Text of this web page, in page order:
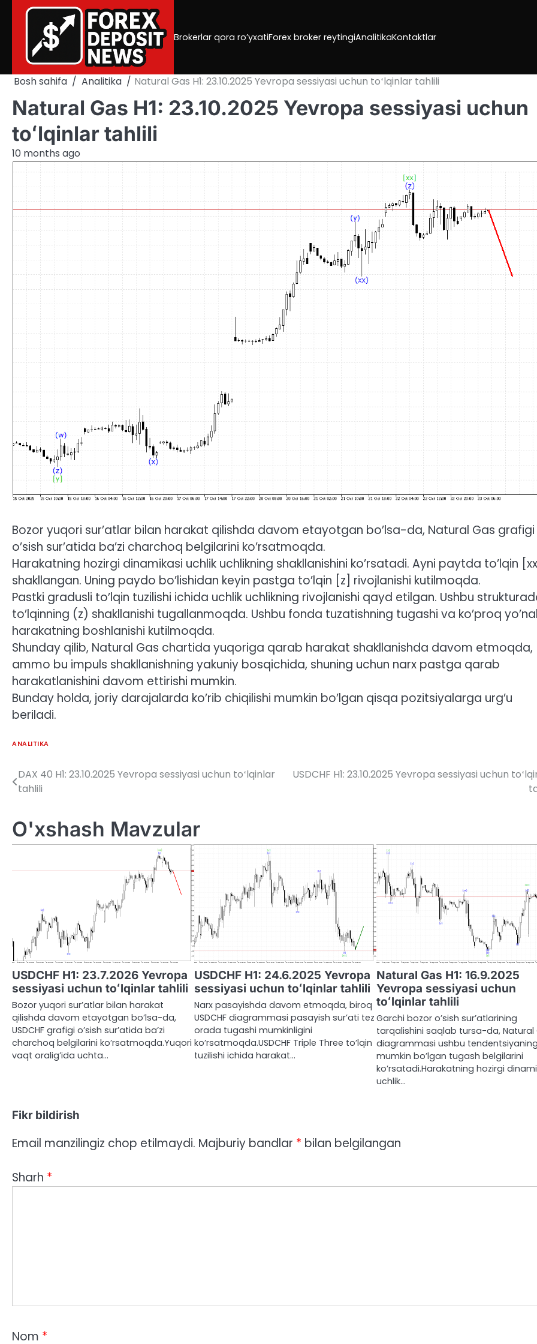
Brokerlar qora ro’yxatiForex broker reytingiAnalitikaKontaktlar
Bosh sahifa Analitika Natural Gas H1: 23.10.2025 Yevropa sessiyasi uchun toʻlqinlar tahlili
Natural Gas H1: 23.10.2025 Yevropa sessiyasi uchun
toʻlqinlar tahlili
10 months ago
Bozor yuqori sur’atlar bilan harakat qilishda davom etayotgan bo’lsa-da, Natural Gas grafigi
o’sish sur’atida ba’zi charchoq belgilarini ko’rsatmoqda.
Harakatning hozirgi dinamikasi uchlik uchlikning shakllanishini ko’rsatadi. Ayni paytda to’lqin
shakllangan. Uning paydo bo’lishidan keyin pastga to’lqin [z] rivojlanishi kutilmoqda.
Pastki gradusli to’lqin tuzilishi ichida uchlik uchlikning rivojlanishi qayd etilgan. Ushbu
to’lqinning (z) shakllanishi tugallanmoqda. Ushbu fonda tuzatishning tugashi va ko’proq
harakatning boshlanishi kutilmoqda.
Shunday qilib, Natural Gas chartida yuqoriga qarab harakat shakllanishda davom etmoqda,
ammo bu impuls shakllanishning yakuniy bosqichida, shuning uchun narx pastga qarab
harakatlanishini davom ettirishi mumkin.
Bunday holda, joriy darajalarda ko’rib chiqilishi mumkin bo’lgan qisqa pozitsiyalarga urg’u
beriladi.
ANALITIKA
Post
DAX 40 H1: 23.10.2025 Yevropa sessiyasi uchun toʻlqinlar
tahlili
USDCHF H1: 23.10.2025 Yevropa sessiyasi uchun
O'xshash Mavzular
USDCHF H1: 23.7.2026 Yevropa
sessiyasi uchun toʻlqinlar tahlili
Bozor yuqori sur’atlar bilan harakat
qilishda davom etayotgan bo’lsa-da,
USDCHF grafigi o’sish sur’atida ba’zi
charchoq belgilarini ko’rsatmoqda.Yuqori
vaqt oralig’ida uchta…
USDCHF H1: 24.6.2025 Yevropa
sessiyasi uchun toʻlqinlar tahlili
Narx pasayishda davom etmoqda, biroq
USDCHF diagrammasi pasayish sur’ati tez
orada tugashi mumkinligini
ko’rsatmoqda.USDCHF Triple Three to’lqin
tuzilishi ichida harakat…
Natural Gas H1: 16.9.2025
Yevropa sessiyasi uchun
toʻlqinlar tahlili
Garchi bozor o’sish sur’atlarining
tarqalishini saqlab tursa-da, Natural
diagrammasi ushbu tendentsiyaning
mumkin bo’lgan tugash belgilarini
ko’rsatadi.Harakatning hozirgi
uchlik…
Fikr bildirish
Email manzilingiz chop etilmaydi. Majburiy bandlar * bilan belgilangan
Sharh *
Nom *